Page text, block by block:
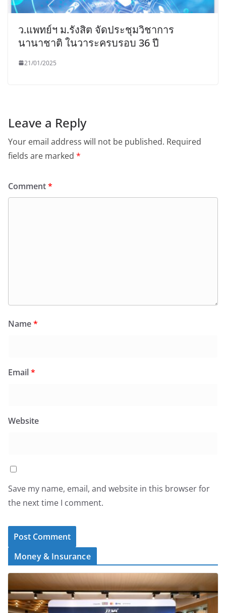
ว.แพทย์ฯ ม.รังสิต จัดประชุมวิชาการ
นานาชาติ ในวาระครบรอบ 36 ปี
21/01/2025
Leave a Reply
Your email address will not be published. Required
fields are marked *
Comment*
Name*
Email*
Website
Save my name, email, and website in this browser for
the next time I comment.
Money & Insurance